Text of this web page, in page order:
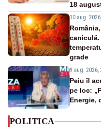
18
10 aug.
caniculă.
grade
9 aug. 2026,
Peiu îl
pe loc:
Energie,
POLITICA